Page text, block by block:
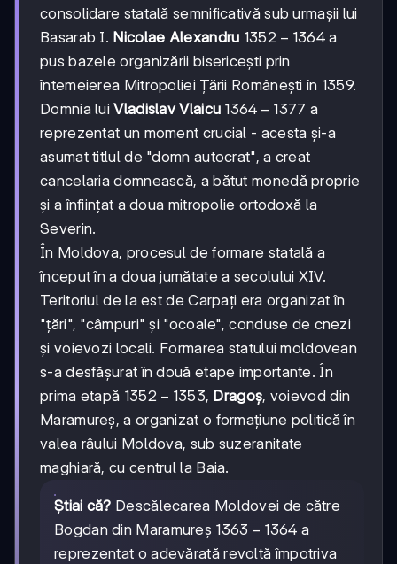
consolidare statală semnificativă sub urmașii lui
Basarab I. Nicolae Alexandru 1352-
1364
1352 − 1364a
pus bazele organizării bisericești prin
întemeierea Mitropoliei Țării Românești în 1359.
Domnia luiVladislav Vlaicu 1364-
1377
1364 − 1377 a
reprezentat un moment crucial - acesta și-a
asumat titlul de "domn autocrat", a creat
cancelaria domnească, a bătut monedă proprie
și a înființat a doua mitropolie ortodoxă la
Severin.
În Moldova, procesul de formare statală a
început în a doua jumătate a secolului XIV.
Teritoriul de la est de Carpați era organizat în
"țări", "câmpuri" și "ocoale", conduse de cnezi
și voievozi locali. Formarea statului moldovean
s-a desfășurat în două etape importante. În
prima etapă 1352-
1353
1352 − 1353, Dragoș, voievod din
Maramureș, a organizat o formațiune politică în
valea râului Moldova, sub suzeranitate
maghiară, cu centrul la Baia.
Știai că? Descălecarea Moldovei de către
Bogdan din Maramureș 1363-
1364
1363 − 1364 a
reprezentat o adevărată revoltă împotriva